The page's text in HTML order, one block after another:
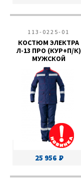
113-0225-01
КОСТЮМ ЭЛЕКТРА
Л-13 ПРО (КУР+П/К)
МУЖСКОЙ
25 956